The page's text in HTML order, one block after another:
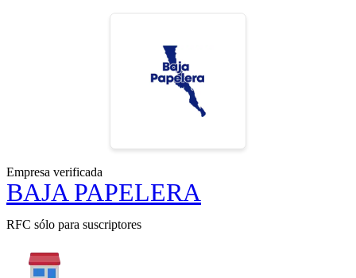
Empresa verificada
BAJA PAPELERA
RFC sólo para suscriptores